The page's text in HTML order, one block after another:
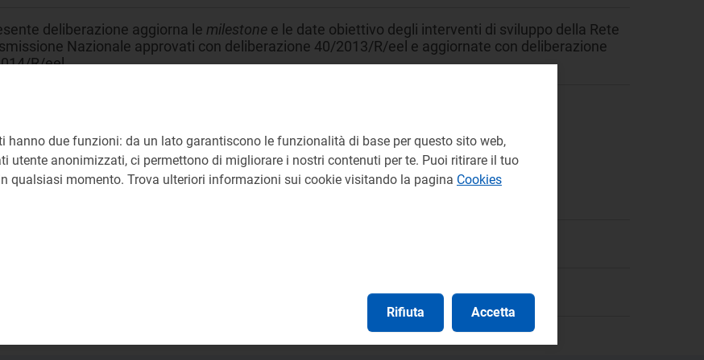
deliberazione aggiorna le milestone e le date obiettivo degli interventi di sviluppo della Rete
Nazionale approvati con deliberazione 40/2013/R/eel e aggiornate con deliberazione
R/eel.
sviluppo rete trasmissione nazionale
hanno due funzioni: da un lato garantiscono le funzionalità di base per questo sito web,
utente anonimizzati, ci permettono di migliorare i nostri contenuti per te. Puoi ritirare il tuo
qualsiasi momento. Trova ulteriori informazioni sui cookie visitando la pagina Cookies
Rifiuta Accetta